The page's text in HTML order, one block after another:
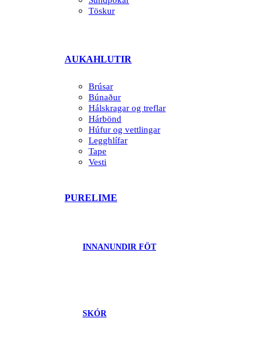
Töskur
AUKAHLUTIR
Brúsar
Búnaður
Hálskragar og treflar
Hárbönd
Húfur og vettlingar
Legghlífar
Tape
Vesti
PURELIME
INNANUNDIR FÖT
SKÓR